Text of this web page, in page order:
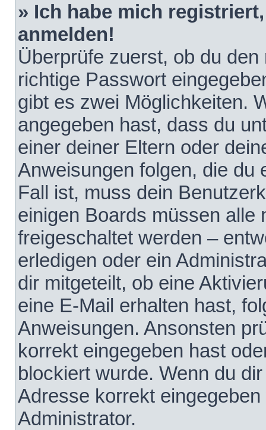
» Ich habe mich
anmelden!
Überprüfe zuerst, ob du
richtige Passwort
gibt es zwei Möglichkeiten.
angegeben hast, dass du
einer deiner Eltern oder
Anweisungen folgen, die du
Fall ist, muss dein
einigen Boards müssen alle
freigeschaltet werden –
erledigen oder ein
dir mitgeteilt, ob eine
eine E-Mail erhalten hast,
Anweisungen. Ansonsten
korrekt eingegeben hast
blockiert wurde. Wenn du
Adresse korrekt
Administrator.